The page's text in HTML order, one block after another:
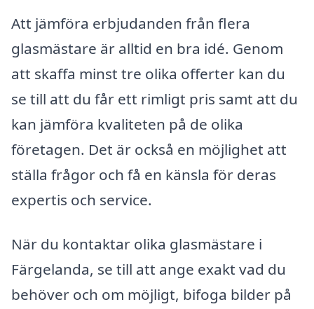
Att jämföra erbjudanden från flera
glasmästare är alltid en bra idé. Genom
att skaffa minst tre olika offerter kan du
se till att du får ett rimligt pris samt att du
kan jämföra kvaliteten på de olika
företagen. Det är också en möjlighet att
ställa frågor och få en känsla för deras
expertis och service.
När du kontaktar olika glasmästare i
Färgelanda, se till att ange exakt vad du
behöver och om möjligt, bifoga bilder på